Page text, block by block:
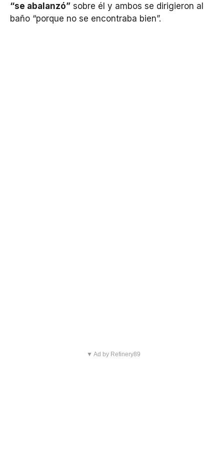
“se abalanzó” sobre él y ambos se dirigieron al
baño “porque no se encontraba bien”.
▼ Ad by Refinery89